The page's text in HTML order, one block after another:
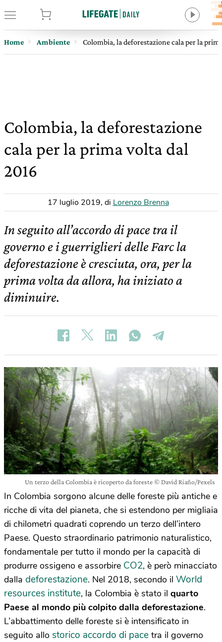
Home Ambiente Colombia, la deforestazione cala per la
Colombia, la deforestazione
cala per la prima volta dal
2016
17 luglio 2019, di Lorenzo Brenna
In seguito all’accordo di pace tra il
governo e i guerriglieri delle Farc la
deforestazione è cresciuta, ora, per la
prima volta da allora, ha iniziato a
diminuire.
Un terzo della Colombia è ricoperto da foreste © David Riaño/Pexels
In Colombia sorgono alcune delle foreste più antiche e
ricche di vita del pianeta, che si estendono per migliaia
di chilometri quadrati coprendo un terzo dell’intero
Paese. Questo straordinario patrimonio naturalistico,
fondamentale per tutto il mondo per la capacità di
produrre ossigeno e assorbire CO2, è però minacciato
dalla deforestazione. Nel 2018, secondo il World
resources institute, la Colombia è stato il quarto
Paese al mondo più colpito dalla deforestazione.
L’abbattimento delle foreste si è intensificato in
seguito allo storico accordo di pace tra il governo